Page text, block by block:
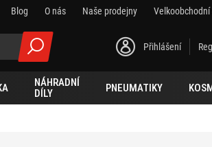
Blog O nás Naše prodejny
Přihlášení
NÁHRADNÍ
DÍLY
PNEUMATIKY